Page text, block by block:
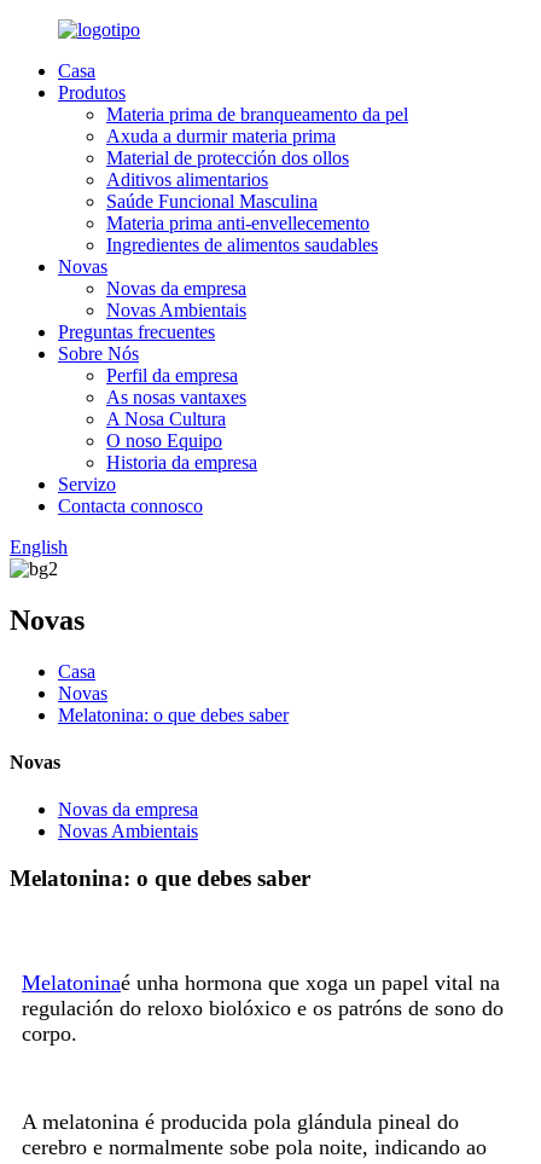
Casa
Produtos
Materia prima de branqueamento da pel
Axuda a durmir materia prima
Material de protección dos ollos
Aditivos alimentarios
Saúde Funcional Masculina
Materia prima anti-envellecemento
Ingredientes de alimentos saudables
Novas
Novas da empresa
Novas Ambientais
Preguntas frecuentes
Sobre Nós
Perfil da empresa
As nosas vantaxes
A Nosa Cultura
O noso Equipo
Historia da empresa
Servizo
Contacta connosco
English
Novas
Casa
Novas
Melatonina: o que debes saber
Novas
Novas da empresa
Novas Ambientais
Melatonina: o que debes saber
Melatoninaé unha hormona que xoga un papel vital na
regulación do reloxo biolóxico e os patróns de sono do
corpo.
A melatonina é producida pola glándula pineal do
cerebro e normalmente sobe pola noite, indicando ao